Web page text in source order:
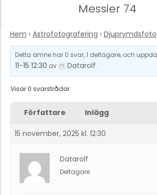
Messier 74
Hem › Astrofotografering › Djuprymdsfoto
Detta ämne har 0 svar, 1 deltagare, och
11-15 12:30 av Datarolf.
Visar 0 svarstrådar
Författare Inlägg
15 november, 2025 kl. 12:30
Datarolf
Deltagare